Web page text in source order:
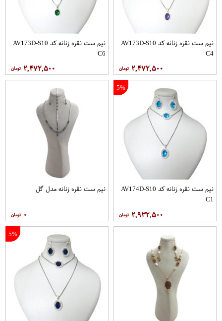
نیم ست نقره زنانه کد AV173D-S10
C4
۲,۴۷۲,۵۰۰
نیم ست نقره زنانه کد AV173D-S10
C6
۲,۴۷۲,۵۰۰
5%
نیم ست نقره زنانه کد AV174D-S10
C1
۲,۹۳۲,۵۰۰
نیم ست نقره زنانه مدل گل
۰
5%